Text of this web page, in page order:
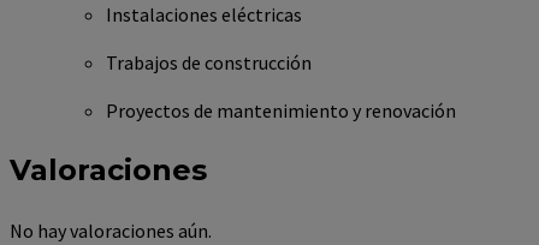
Instalaciones eléctricas
Trabajos de construcción
Proyectos de mantenimiento y renovación
Valoraciones
No hay valoraciones aún.